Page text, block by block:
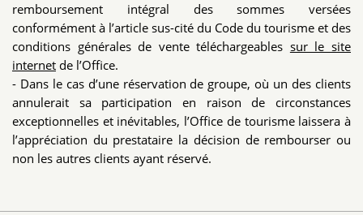
remboursement intégral des sommes versées
conformément à l’article sus-cité du Code du tourisme et des
conditions générales de vente téléchargeables sur le site
internetde l’Office.
- Dans le cas d’une réservation de groupe, où un des clients
annulerait sa participation en raison de circonstances
exceptionnelles et inévitables, l’Office de tourisme laissera à
l’appréciation du prestataire la décision de rembourser ou
non les autres clients ayant réservé.